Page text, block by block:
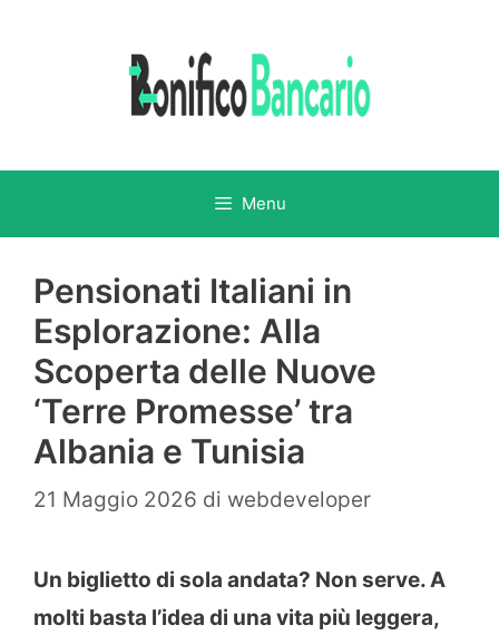
Menu
Pensionati Italiani in
Esplorazione: Alla
Scoperta delle Nuove
‘Terre Promesse’ tra
Albania e Tunisia
21 Maggio 2026 di webdeveloper
Un biglietto di sola andata? Non serve. A
molti basta l’idea di una vita più leggera,